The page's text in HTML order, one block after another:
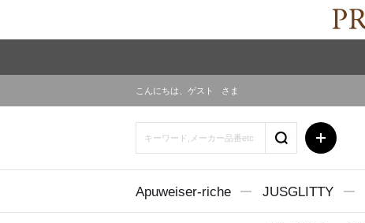
こんにちは、 ゲスト さま
Apuweiser-riche JUSGLITTY